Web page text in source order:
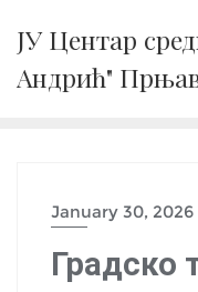
content
ЈУ Центар
Андрић"
January 30, 2026
Градско